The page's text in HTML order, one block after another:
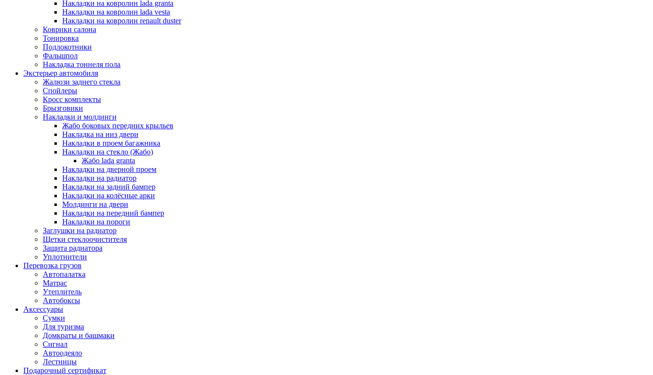
Накладки на ковролин lada granta
Накладки на ковролин lada vesta
Накладки на ковролин renault duster
Коврики салона
Тонировка
Подлокотники
Фальшпол
Накладка тоннеля пола
Экстерьер автомобиля
Жалюзи заднего стекла
Спойлеры
Кросс комплекты
Брызговики
Накладки и молдинги
Жабо боковых передних крыльев
Накладка на низ двери
Накладки в проем багажника
Накладки на стекло (Жабо)
Жабо lada granta
Накладки на дверной проем
Накладки на радиатор
Накладки на задний бампер
Накладки на колёсные арки
Молдинги на двери
Накладки на передний бампер
Накладки на пороги
Заглушки на радиатор
Щетки стеклоочистителя
Защита радиатора
Уплотнители
Перевозка грузов
Автопалатка
Матрас
Утеплитель
Автобоксы
Аксессуары
Сумки
Для туризма
Домкраты и башмаки
Сигнал
Автоодеяло
Лестницы
Подарочный сертификат